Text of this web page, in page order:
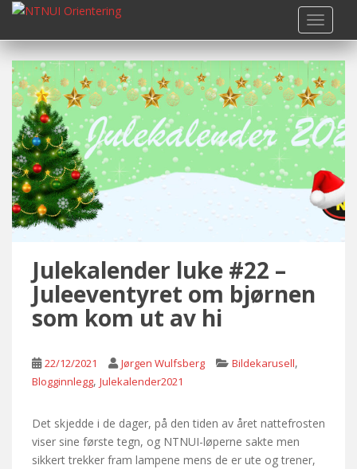
i
Julekalender luke #22 –
Juleeventyret om bjørnen
som kom ut av hi
22/12/2021 Jørgen Wulfsberg Bildekarusell,
Blogginnlegg, Julekalender2021
Det skjedde i de dager, på den tiden av året nattefrosten
viser sine første tegn, og NTNUI-løperne sakte men
sikkert trekker fram lampene mens de er ute og trener,